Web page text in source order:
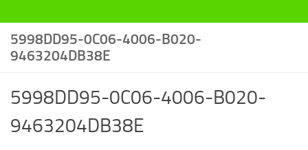
5998DD95-0C06-4006-B020-
9463204DB38E
5998DD95-0C06-4006-B020-
9463204DB38E